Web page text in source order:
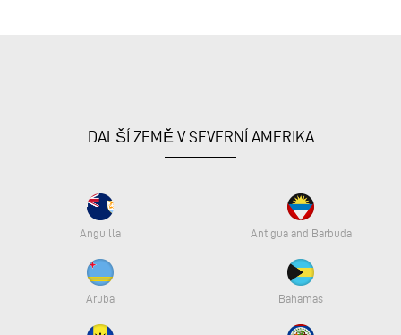
DALŠÍ ZEMĚ V SEVERNÍ AMERIKA
Anguilla Antigua and Barbuda
Aruba Bahamas